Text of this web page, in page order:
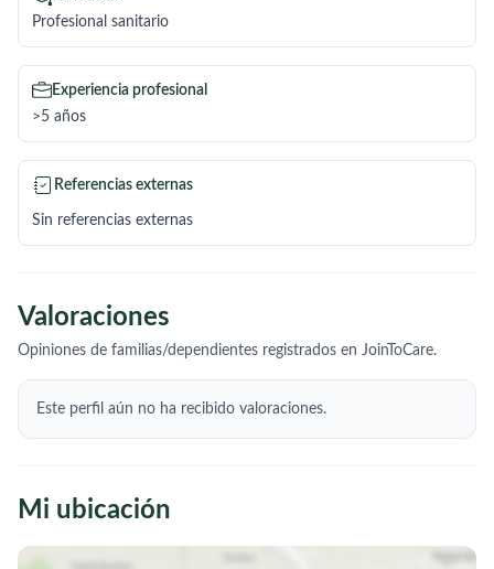
Profesional sanitario
Experiencia profesional
>5 años
Referencias externas
Sin referencias externas
Valoraciones
Opiniones de familias/dependientes registrados en JoinToCare.
Este perfil aún no ha recibido valoraciones.
Mi ubicación